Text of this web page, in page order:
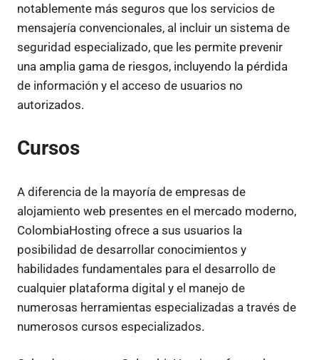
notablemente más seguros que los servicios de
mensajería convencionales, al incluir un sistema de
seguridad especializado, que les permite prevenir
una amplia gama de riesgos, incluyendo la pérdida
de información y el acceso de usuarios no
autorizados.
Cursos
A diferencia de la mayoría de empresas de
alojamiento web presentes en el mercado moderno,
ColombiaHosting ofrece a sus usuarios la
posibilidad de desarrollar conocimientos y
habilidades fundamentales para el desarrollo de
cualquier plataforma digital y el manejo de
numerosas herramientas especializadas a través de
numerosos cursos especializados.